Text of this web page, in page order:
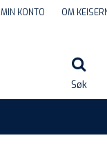
MIN KONTO OM
Søk